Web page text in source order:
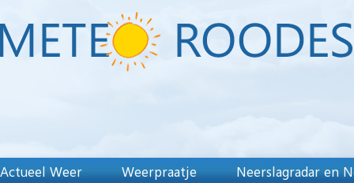
Actueel Weer Weerpraatje Neerslagradar en